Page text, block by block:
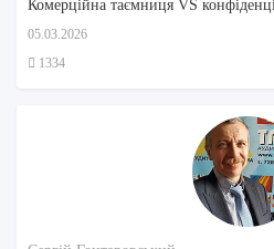
Комерційна таємниця VS
05.03.2026
1334